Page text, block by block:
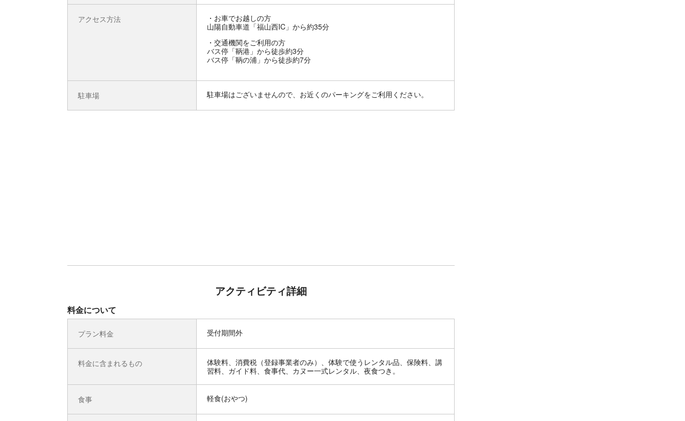
アクセス方法
お車でお越しの方
山陽自動車道「福山西IC」から約35分
交通機関をご利用の方
バス停「鞆港」から徒歩約3分
バス停「鞆の浦」から徒歩約7分
駐車場 駐車場はございませんので、お近くのパーキングをご利用ください。
アクティビティ詳細
料金について
プラン料金 受付期間外
料金に含まれるもの
体験料、消費税（登録事業者のみ）、体験で使うレンタル品、保険料、講
習料、ガイド料、食事代、カヌー一式レンタル、夜食つき。
食事 軽食(おやつ)